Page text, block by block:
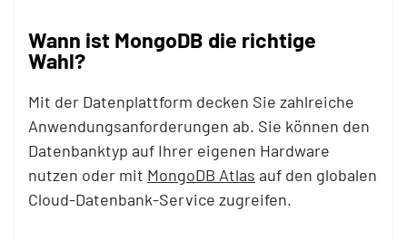
Wann ist MongoDB die richtige
Wahl?
Mit der Datenplattform decken Sie zahlreiche
Anwendungsanforderungen ab. Sie können den
Datenbanktyp auf Ihrer eigenen Hardware
nutzen oder mit MongoDB Atlas auf den globalen
Cloud-Datenbank-Service zugreifen.